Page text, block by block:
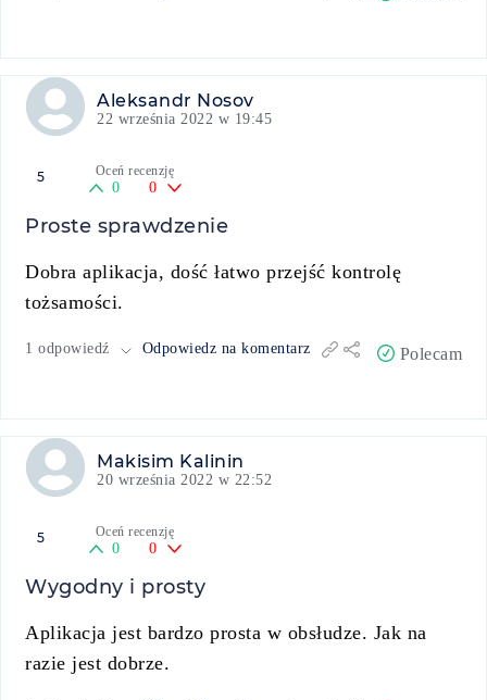
Aleksandr Nosov
22 września 2022 w 19:45
5 Oceń recenzję
0 0
Proste sprawdzenie
Dobra aplikacja, dość łatwo przejść kontrolę
tożsamości.
1 odpowiedź Odpowiedz na komentarz Polecam
Makisim Kalinin
20 września 2022 w 22:52
5 Oceń recenzję
0 0
Wygodny i prosty
Aplikacja jest bardzo prosta w obsłudze. Jak na
razie jest dobrze.